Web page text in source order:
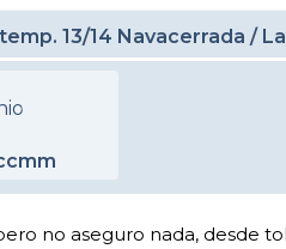
13/14 Navacerrada /
no aseguro nada, desde